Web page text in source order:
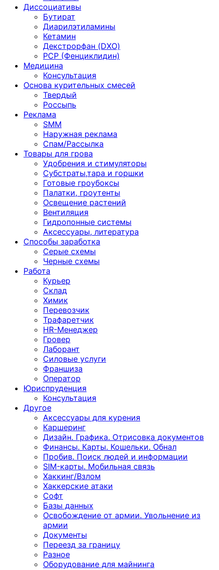
Диссоциативы
Бутират
Диарилэтиламины
Кетамин
Декстрорфан (DXO)
PCP (Фенциклидин)
Медицина
Консультация
Основа курительных смесей
Твердый
Россыпь
Реклама
SMM
Наружная реклама
Спам/Рассылка
Товары для грова
Удобрения и стимуляторы
Субстраты,тара и горшки
Готовые гроубоксы
Палатки, гроутенты
Освещение растений
Вентиляция
Гидропонные системы
Аксессуары, литература
Способы заработка
Серые схемы
Черные схемы
Работа
Курьер
Склад
Химик
Перевозчик
Трафаретчик
HR-Менеджер
Гровер
Лаборант
Силовые услуги
Франшиза
Оператор
Юриспруденция
Консультация
Другoе
Аксессуары для курения
Каршеринг
Дизайн. Графика. Отрисовка документов
Финансы. Карты. Кошельки. Обнал
Пробив. Поиск людей и информации
SIM-карты. Мобильная связь
Хаккинг/Взлом
Хаккерские атаки
Софт
Базы данных
Освобождение от армии. Увольнение из
армии
Документы
Переезд за границу
Разное
Оборудование для майнинга